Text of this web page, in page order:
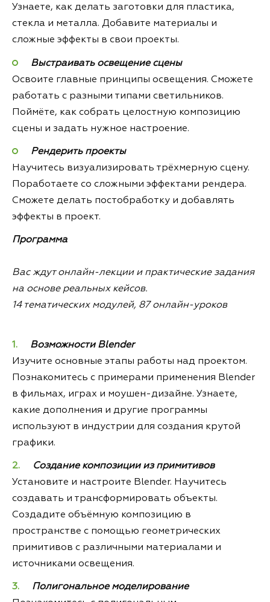
Узнаете, как делать заготовки для пластика,
стекла и металла. Добавите материалы и
сложные эффекты в свои проекты.
Выстраивать освещение сцены
Освоите главные принципы освещения. Сможете
работать с разными типами светильников.
Поймёте, как собрать целостную композицию
сцены и задать нужное настроение.
Рендерить проекты
Научитесь визуализировать трёхмерную сцену.
Поработаете со сложными эффектами рендера.
Сможете делать постобработку и добавлять
эффекты в проект.
Программа
Вас ждут онлайн-лекции и практические задания
на основе реальных кейсов.
14 тематических модулей, 87 онлайн-уроков
Возможности Blender
Изучите основные этапы работы над проектом.
Познакомитесь с примерами применения Blender
в фильмах, играх и моушен-дизайне. Узнаете,
какие дополнения и другие программы
используют в индустрии для создания крутой
графики.
Создание композиции из примитивов
Установите и настроите Blender. Научитесь
создавать и трансформировать объекты.
Создадите объёмную композицию в
пространстве с помощью геометрических
примитивов с различными материалами и
источниками освещения.
Полигональное моделирование